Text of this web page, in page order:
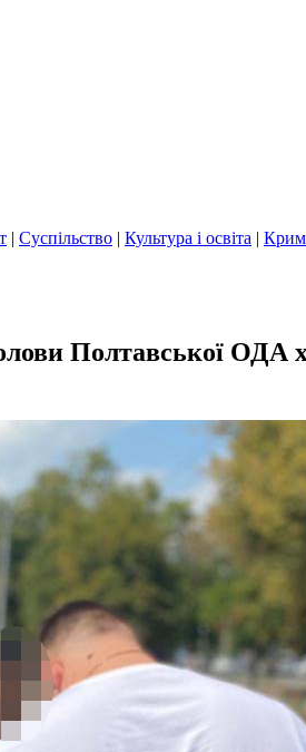
| Суспільство | Культура і освіта |
Полтавської ОДА